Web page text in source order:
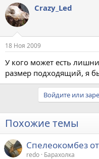
т
о
р
т
е
м
ы
а
а
л
Crazy_Led
18 Ноя 2009
У кого может есть
размер подходящий, я
Войдите или
Похожие темы
Спелеокомбез
redo Барахолка